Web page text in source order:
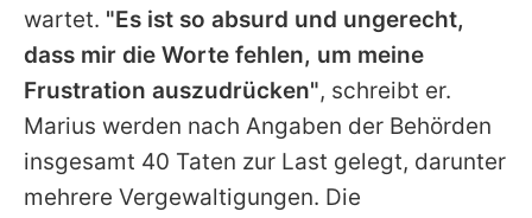
Nutzungsbedingungen
Utiq verwalten
wartet. "Es ist so absurd und ungerecht,
dass mir die Worte fehlen, um meine
Frustration auszudrücken", schreibt er.
Marius werden nach Angaben der Behörden
insgesamt 40 Taten zur Last gelegt, darunter
mehrere Vergewaltigungen. Die